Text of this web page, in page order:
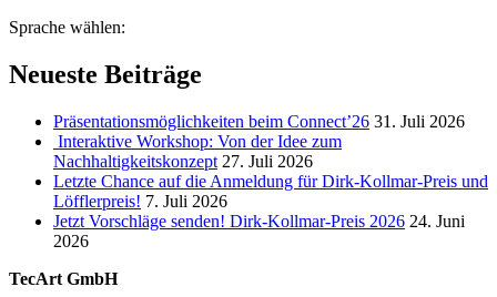
Sprache wählen:
Neueste Beiträge
Präsentationsmöglichkeiten beim Connect’26 31. Juli 2026
Interaktive Workshop: Von der Idee zum
Nachhaltigkeitskonzept 27. Juli 2026
Letzte Chance auf die Anmeldung für Dirk-Kollmar-Preis und
Löfflerpreis! 7. Juli 2026
Jetzt Vorschläge senden! Dirk-Kollmar-Preis 2026 24. Juni
2026
TecArt GmbH